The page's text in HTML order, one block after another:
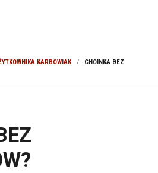
KARBOWIAK
CHOINKA BEZ